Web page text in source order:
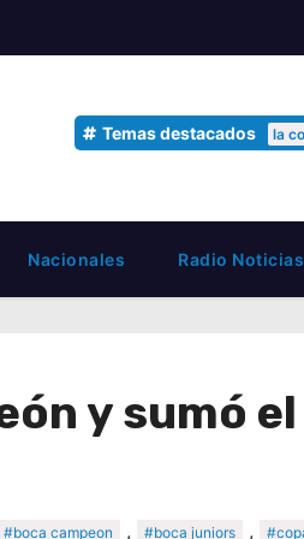
Temas destacados la
Nacionales Radio
y sumó
#boca campeon , #boca juniors ,